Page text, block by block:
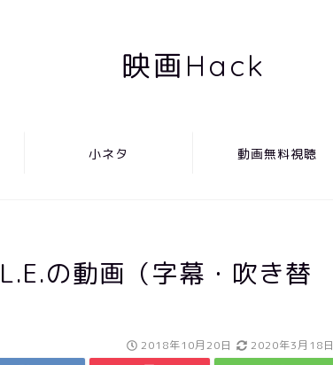
映画Hack
小ネタ 動画無料視聴
の動画（字幕・吹き替
2018年10月20日 2020年3月18日